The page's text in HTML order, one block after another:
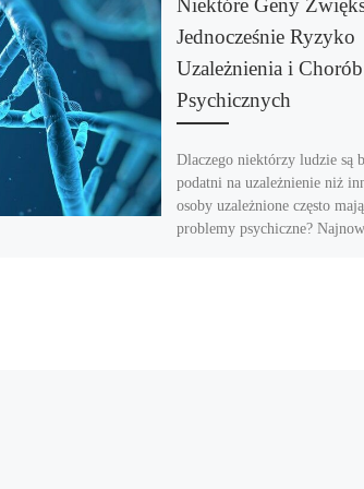
Niektóre Geny
Jednocześnie Ryzyko
Uzależnienia i Chorób
Psychicznych
Dlaczego niektórzy ludzie są
podatni na uzależnienie niż
osoby uzależnione często
problemy psychiczne?